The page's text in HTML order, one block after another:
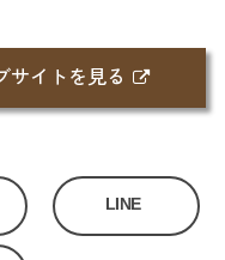
サイトを見る
LINE